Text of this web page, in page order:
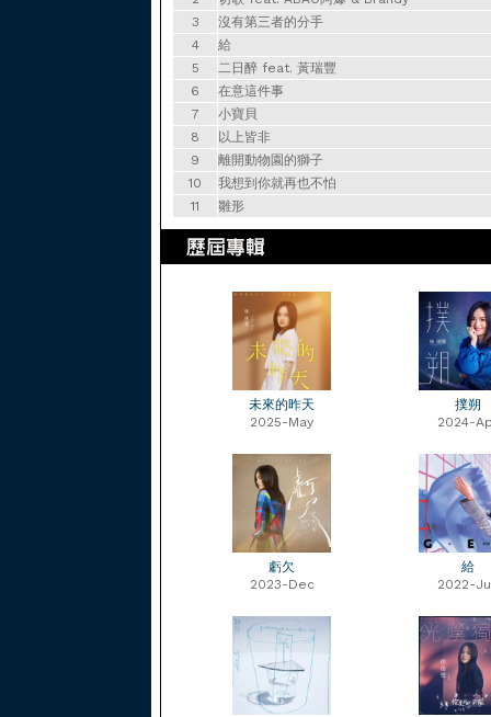
3
沒有第三者的分手
4
給
5
二日醉 feat. 黃瑞豐
6
在意這件事
7
小寶貝
8
以上皆非
9
離開動物園的獅子
10
我想到你就再也不怕
11
雛形
未來的昨天
2025-May
撲朔
2024-
虧欠
2023-Dec
給
2022-